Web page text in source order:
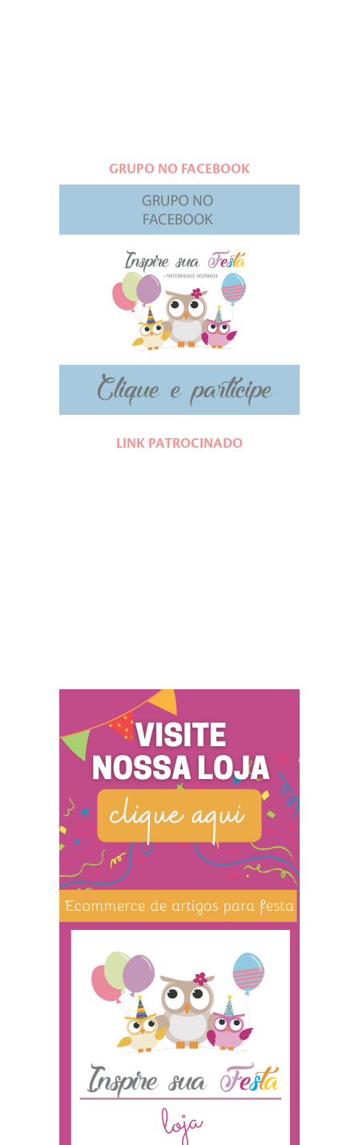
GRUPO NO FACEBOOK
LINK PATROCINADO